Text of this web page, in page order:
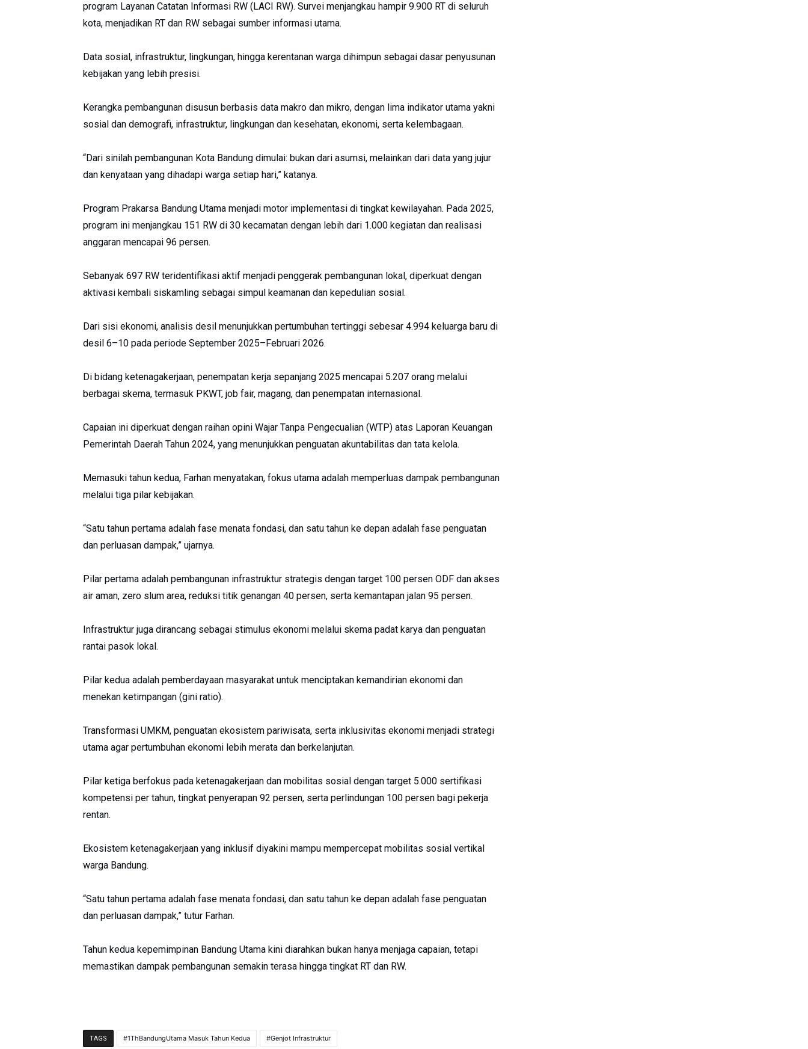
program Layanan Catatan Informasi RW (LACI RW). Survei menjangkau hampir 9.900 RT di seluruh
kota, menjadikan RT dan RW sebagai sumber informasi utama.
Data sosial, infrastruktur, lingkungan, hingga kerentanan warga dihimpun sebagai dasar penyusunan
kebijakan yang lebih presisi.
Kerangka pembangunan disusun berbasis data makro dan mikro, dengan lima indikator utama yakni
sosial dan demografi, infrastruktur, lingkungan dan kesehatan, ekonomi, serta kelembagaan.
“Dari sinilah pembangunan Kota Bandung dimulai: bukan dari asumsi, melainkan dari data yang jujur
dan kenyataan yang dihadapi warga setiap hari,” katanya.
Program Prakarsa Bandung Utama menjadi motor implementasi di tingkat kewilayahan. Pada 2025,
program ini menjangkau 151 RW di 30 kecamatan dengan lebih dari 1.000 kegiatan dan realisasi
anggaran mencapai 96 persen.
Sebanyak 697 RW teridentifikasi aktif menjadi penggerak pembangunan lokal, diperkuat dengan
aktivasi kembali siskamling sebagai simpul keamanan dan kepedulian sosial.
Dari sisi ekonomi, analisis desil menunjukkan pertumbuhan tertinggi sebesar 4.994 keluarga baru di
desil 6–10 pada periode September 2025–Februari 2026.
Di bidang ketenagakerjaan, penempatan kerja sepanjang 2025 mencapai 5.207 orang melalui
berbagai skema, termasuk PKWT, job fair, magang, dan penempatan internasional.
Capaian ini diperkuat dengan raihan opini Wajar Tanpa Pengecualian (WTP) atas Laporan Keuangan
Pemerintah Daerah Tahun 2024, yang menunjukkan penguatan akuntabilitas dan tata kelola.
Memasuki tahun kedua, Farhan menyatakan, fokus utama adalah memperluas dampak pembangunan
melalui tiga pilar kebijakan.
“Satu tahun pertama adalah fase menata fondasi, dan satu tahun ke depan adalah fase penguatan
dan perluasan dampak,” ujarnya.
Pilar pertama adalah pembangunan infrastruktur strategis dengan target 100 persen ODF dan akses
air aman, zero slum area, reduksi titik genangan 40 persen, serta kemantapan jalan 95 persen.
Infrastruktur juga dirancang sebagai stimulus ekonomi melalui skema padat karya dan penguatan
rantai pasok lokal.
Pilar kedua adalah pemberdayaan masyarakat untuk menciptakan kemandirian ekonomi dan
menekan ketimpangan (gini ratio).
Transformasi UMKM, penguatan ekosistem pariwisata, serta inklusivitas ekonomi menjadi strategi
utama agar pertumbuhan ekonomi lebih merata dan berkelanjutan.
Pilar ketiga berfokus pada ketenagakerjaan dan mobilitas sosial dengan target 5.000 sertifikasi
kompetensi per tahun, tingkat penyerapan 92 persen, serta perlindungan 100 persen bagi pekerja
rentan.
Ekosistem ketenagakerjaan yang inklusif diyakini mampu mempercepat mobilitas sosial vertikal
warga Bandung.
“Satu tahun pertama adalah fase menata fondasi, dan satu tahun ke depan adalah fase penguatan
dan perluasan dampak,” tutur Farhan.
Tahun kedua kepemimpinan Bandung Utama kini diarahkan bukan hanya menjaga capaian, tetapi
memastikan dampak pembangunan semakin terasa hingga tingkat RT dan RW.
TAGS 1ThBandungUtama Masuk Tahun Kedua Genjot Infrastruktur